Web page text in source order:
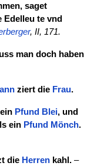
saget
Edelleu te vnd
, II, 171.
man doch haben
ziert die Frau.
Pfund Blei, und
ein Pfund Mönch.
die Herrenkahl.–